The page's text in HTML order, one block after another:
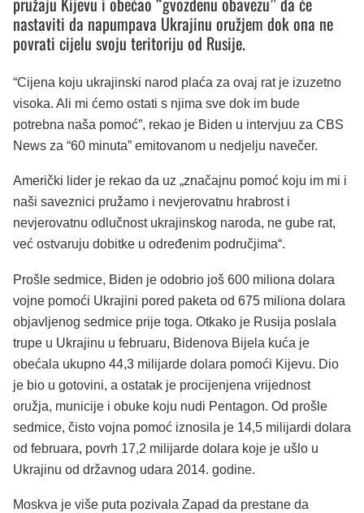
nastaviti da napumpava Ukrajinu oružjem dok ona ne
povrati cijelu svoju teritoriju od Rusije.
“Cijena koju ukrajinski narod plaća za ovaj rat je izuzetno
visoka. Ali mi ćemo ostati s njima sve dok im bude
potrebna naša pomoć”, rekao je Biden u intervjuu za CBS
News za “60 minuta” emitovanom u nedjelju navečer.
Američki lider je rekao da uz „značajnu pomoć koju im mi i
naši saveznici pružamo i nevjerovatnu hrabrost i
nevjerovatnu odlučnost ukrajinskog naroda, ne gube rat,
već ostvaruju dobitke u određenim područjima“.
Prošle sedmice, Biden je odobrio još 600 miliona dolara
vojne pomoći Ukrajini pored paketa od 675 miliona dolara
objavljenog sedmice prije toga. Otkako je Rusija poslala
trupe u Ukrajinu u februaru, Bidenova Bijela kuća je
obećala ukupno 44,3 milijarde dolara pomoći Kijevu. Dio
je bio u gotovini, a ostatak je procijenjena vrijednost
oružja, municije i obuke koju nudi Pentagon. Od prošle
sedmice, čisto vojna pomoć iznosila je 14,5 milijardi dolara
od februara, povrh 17,2 milijarde dolara koje je ušlo u
Ukrajinu od državnog udara 2014. godine.
Moskva je više puta pozivala Zapad da prestane da